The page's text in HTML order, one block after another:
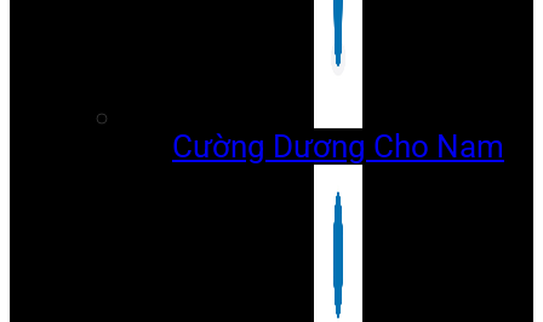
Cường Dương Cho Nam